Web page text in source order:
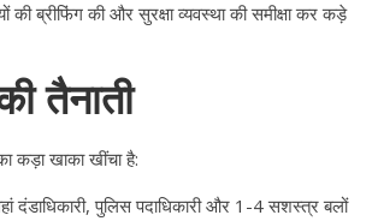
ब्रीफिंग की और सुरक्षा व्यवस्था की समीक्षा कर कड़े
तैनाती
कड़ा खाका खींचा है:
पुलिस पदाधिकारी और 1-4 सशस्त्र बलों